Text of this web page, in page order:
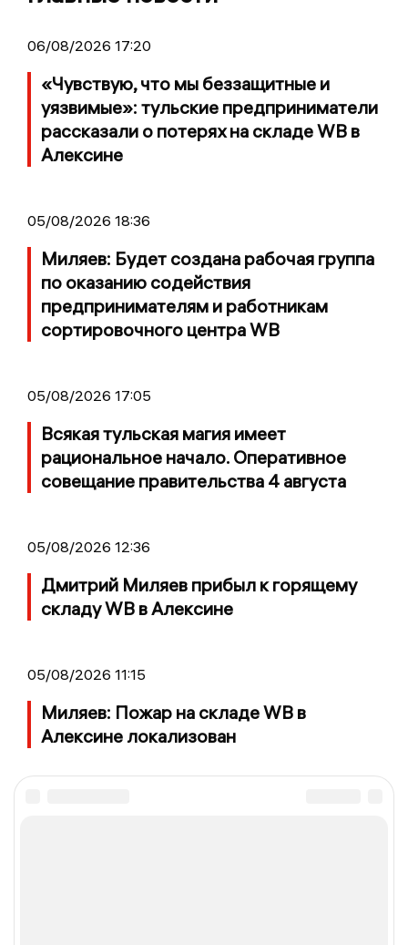
06/08/2026 17:20
«Чувствую, что мы беззащитные и
уязвимые»: тульские предприниматели
рассказали о потерях на складе WB в
Алексине
05/08/2026 18:36
Миляев: Будет создана рабочая группа
по оказанию содействия
предпринимателям и работникам
сортировочного центра WB
05/08/2026 17:05
Всякая тульская магия имеет
рациональное начало. Оперативное
совещание правительства 4 августа
05/08/2026 12:36
Дмитрий Миляев прибыл к горящему
складу WB в Алексине
05/08/2026 11:15
Миляев: Пожар на складе WB в
Алексине локализован